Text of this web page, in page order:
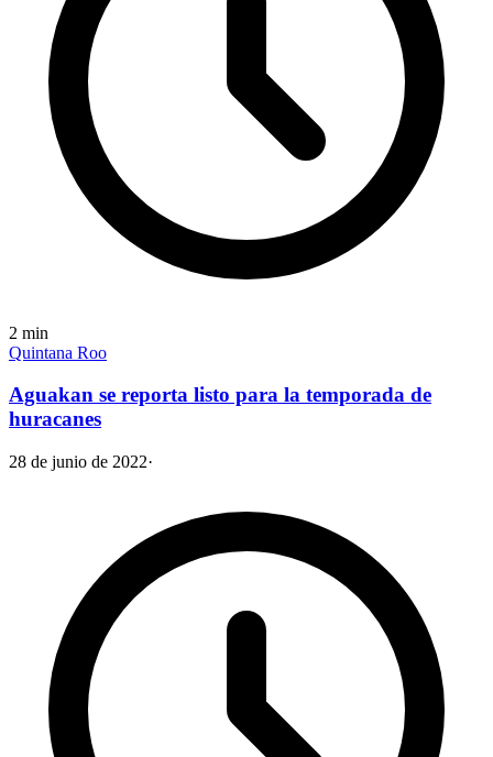
2 min
Quintana Roo
Aguakan se reporta listo para la temporada de
huracanes
28 de junio de 2022·